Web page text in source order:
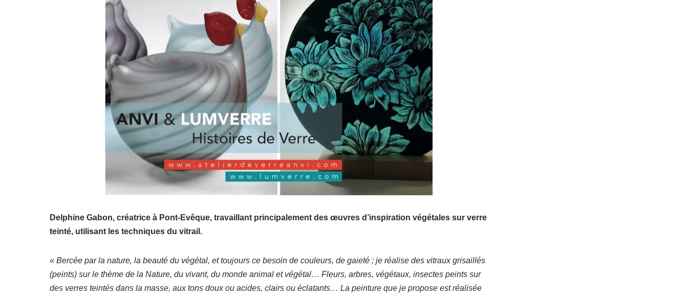
Delphine Gabon, créatrice à Pont-Evêque, travaillant principalement des œuvres d’inspiration végétales sur verre
teinté, utilisant les techniques du vitrail.
« Bercée par la nature, la beauté du végétal, et toujours ce besoin de couleurs, de gaieté ; je réalise des vitraux grisaillés
(peints) sur le thème de la Nature, du vivant, du monde animal et végétal… Fleurs, arbres, végétaux, insectes peints sur
des verres teintés dans la masse, aux tons doux ou acides, clairs ou éclatants… La peinture que je propose est réalisée